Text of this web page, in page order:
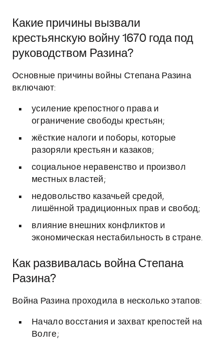
Какие причины вызвали
крестьянскую войну 1670 года под
руководством Разина?
Основные причины войны Степана Разина
включают:
усиление крепостного права и
ограничение свободы крестьян;
жёсткие налоги и поборы, которые
разоряли крестьян и казаков;
социальное неравенство и произвол
местных властей;
недовольство казачьей средой,
лишённой традиционных прав и свобод;
влияние внешних конфликтов и
экономическая нестабильность в стране.
Как развивалась война Степана
Разина?
Война Разина проходила в несколько этапов:
Начало восстания и захват крепостей на
Волге;